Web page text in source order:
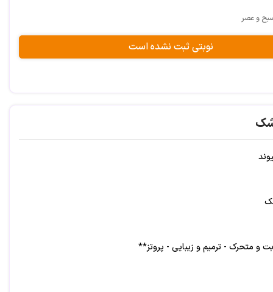
و عصر
نوبتی ثبت نشده است
و متحرک - ترمیم و زیبایی - پروتز**